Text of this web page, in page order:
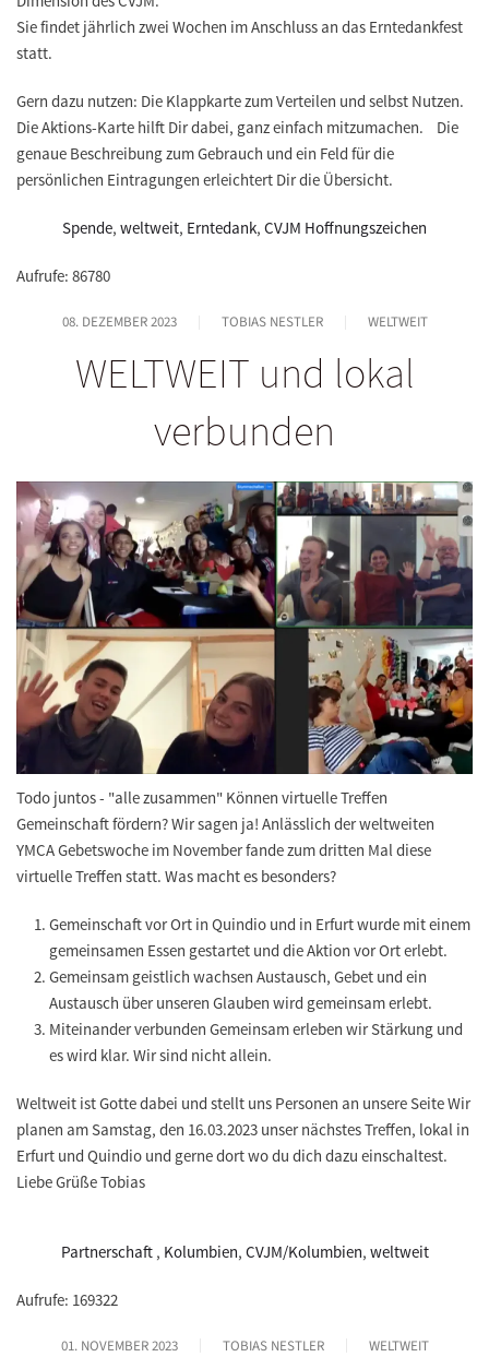
Sie findet jährlich zwei Wochen im Anschluss an das Erntedankfest
statt.
Gern dazu nutzen: Die Klappkarte zum Verteilen und selbst Nutzen.
Die Aktions-Karte hilft Dir dabei, ganz einfach mitzumachen. Die
genaue Beschreibung zum Gebrauch und ein Feld für die
persönlichen Eintragungen erleichtert Dir die Übersicht.
Spende, weltweit, Erntedank, CVJM Hoffnungszeichen
Aufrufe: 86780
08. DEZEMBER 2023 TOBIAS NESTLER WELTWEIT
WELTWEIT und lokal
verbunden
Todo juntos - "alle zusammen" Können virtuelle Treffen
Gemeinschaft fördern? Wir sagen ja! Anlässlich der weltweiten
YMCA Gebetswoche im November fande zum dritten Mal diese
virtuelle Treffen statt. Was macht es besonders?
Gemeinschaft vor Ort in Quindio und in Erfurt wurde mit einem
gemeinsamen Essen gestartet und die Aktion vor Ort erlebt.
Gemeinsam geistlich wachsen Austausch, Gebet und ein
Austausch über unseren Glauben wird gemeinsam erlebt.
Miteinander verbunden Gemeinsam erleben wir Stärkung und
es wird klar. Wir sind nicht allein.
Weltweit ist Gotte dabei und stellt uns Personen an unsere Seite Wir
planen am Samstag, den 16.03.2023 unser nächstes Treffen, lokal in
Erfurt und Quindio und gerne dort wo du dich dazu einschaltest.
Liebe Grüße Tobias
Partnerschaft , Kolumbien, CVJM/Kolumbien, weltweit
Aufrufe: 169322
01. NOVEMBER 2023 TOBIAS NESTLER WELTWEIT